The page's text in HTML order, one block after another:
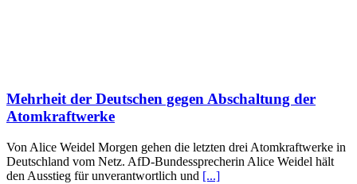
Mehrheit der Deutschen gegen Abschaltung der
Atomkraftwerke
Von Alice Weidel Morgen gehen die letzten drei Atomkraftwerke in
Deutschland vom Netz. AfD-Bundessprecherin Alice Weidel hält
den Ausstieg für unverantwortlich und [...]